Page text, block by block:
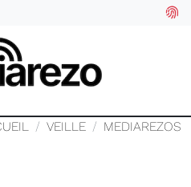
VEILLE MEDIAREZOS